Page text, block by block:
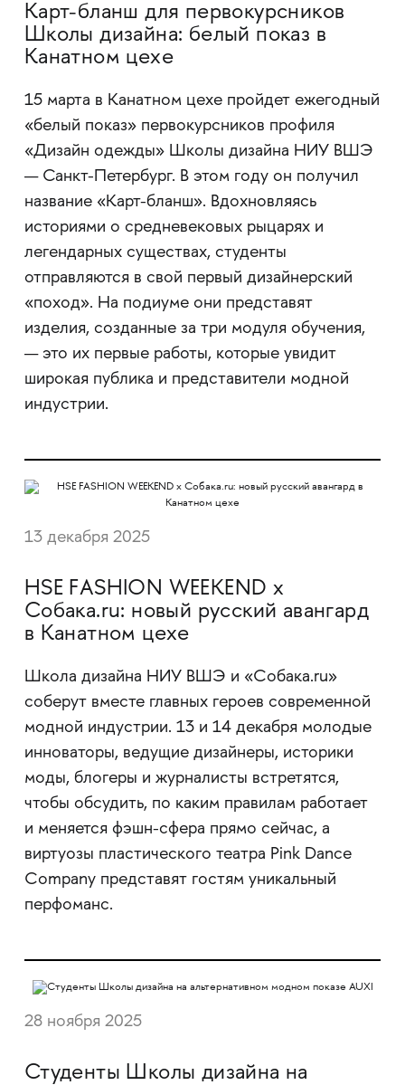
Карт-бланш для первокурсников
Школы дизайна: белый показ в
Канатном цехе
15 марта в Канатном цехе пройдет ежегодный
«белый показ» первокурсников профиля
«Дизайн одежды» Школы дизайна НИУ ВШЭ
— Санкт-Петербург. В этом году он получил
название «Карт-бланш». Вдохновляясь
историями о средневековых рыцарях и
легендарных существах, студенты
отправляются в свой первый дизайнерский
«поход». На подиуме они представят
изделия, созданные за три модуля обучения,
— это их первые работы, которые увидит
широкая публика и представители модной
индустрии.
13 декабря 2025
HSE FASHION WEEKEND x
Собака.ru: новый русский авангард
в Канатном цехе
Школа дизайна НИУ ВШЭ и «Собака.ru»
соберут вместе главных героев современной
модной индустрии. 13 и 14 декабря молодые
инноваторы, ведущие дизайнеры, историки
моды, блогеры и журналисты встретятся,
чтобы обсудить, по каким правилам работает
и меняется фэшн-сфера прямо сейчас, а
виртуозы пластического театра Pink Dance
Company представят гостям уникальный
перфоманс.
28 ноября 2025
Студенты Школы дизайна на